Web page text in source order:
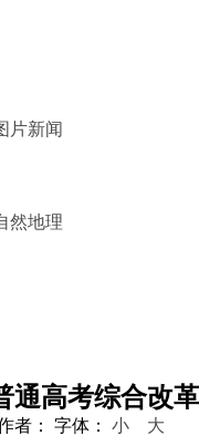
片新闻
然地理
通高考综合改
者： 字体： 小 大